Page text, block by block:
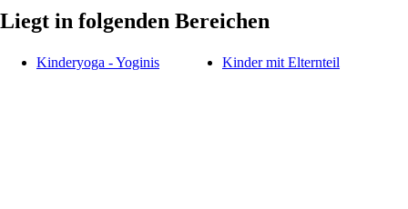
Liegt in folgenden Bereichen
Kinderyoga - Yoginis Kinder mit Elternteil